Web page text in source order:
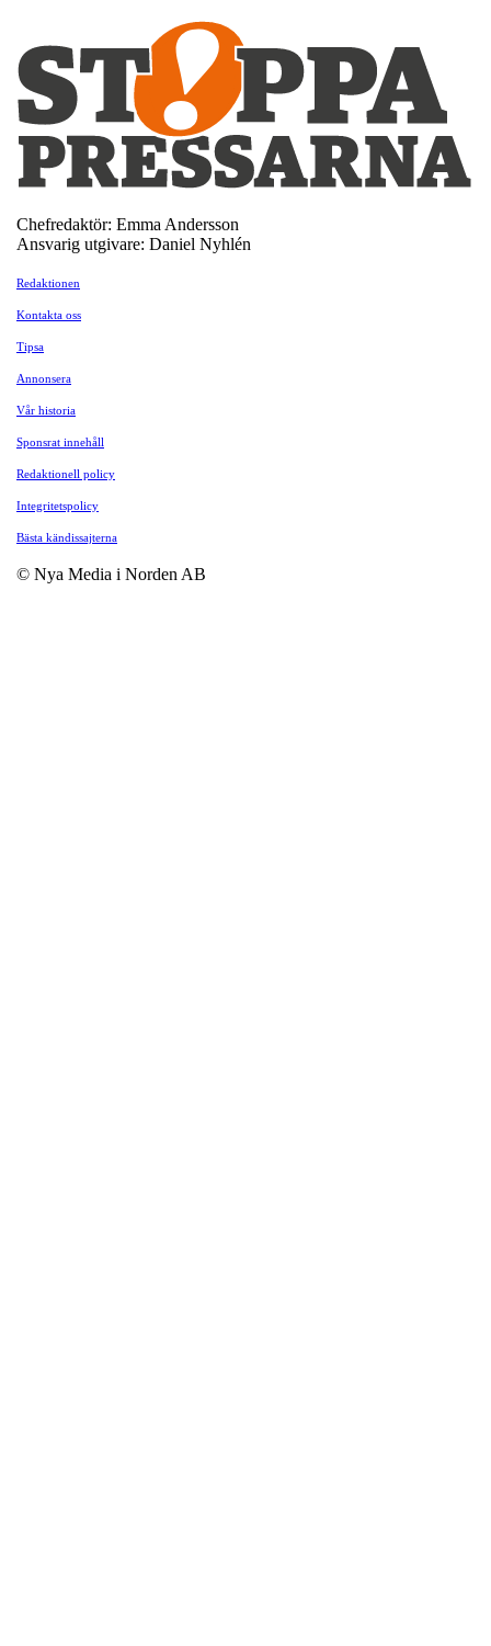
Chefredaktör: Emma Andersson
Ansvarig utgivare: Daniel Nyhlén
Redaktionen
Kontakta oss
Tipsa
Annonsera
Vår historia
Sponsrat innehåll
Redaktionell policy
Integritetspolicy
Bästa kändissajterna
© Nya Media i Norden AB